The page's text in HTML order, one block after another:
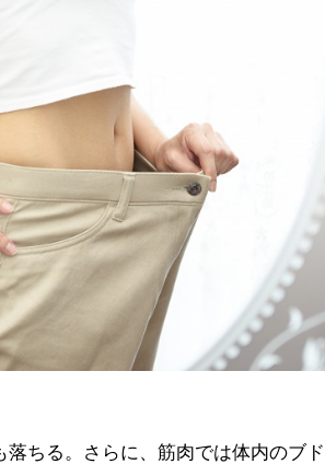
ちる。さらに、筋肉では体内のブド